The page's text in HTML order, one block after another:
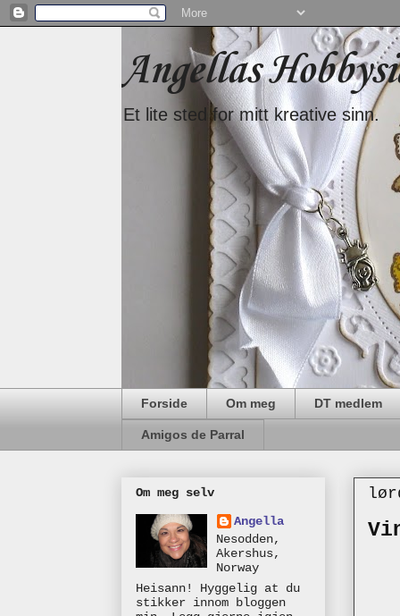
Angellas
Et lite sted for mitt kreative sinn.
Forside Om meg DT medlem
Amigos de Parral
Om meg selv
Angella
Nesodden,
Akershus,
Norway
Heisann! Hyggelig at du
stikker innom bloggen